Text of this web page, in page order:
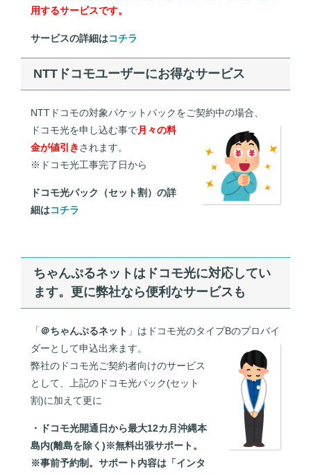
用するサービスです。
サービスの詳細はコチラ
NTTドコモユーザーにお得なサービス
NTTドコモの対象パケットパックをご契約中の場合、
ドコモ光を申し込む事で月々の料
金が値引きされます。
※ドコモ光工事完了日から
ドコモ光パック（セット割）の詳
細はコチラ
ちゃんぷるネットはドコモ光に対応してい
ます。更に弊社なら便利なサービスも
「 ＠ちゃんぷるネット 」はドコモ光のタイプBのプロバイ
ダーとして申込出来ます。
弊社のドコモ光ご契約者向けのサービス
として、上記のドコモ光パック(セット
割)に加えて更に
・ドコモ光開通日から最大12カ月沖縄本
島内(離島を除く)※無料出張サポート。
※事前予約制。サポート内容は「インタ